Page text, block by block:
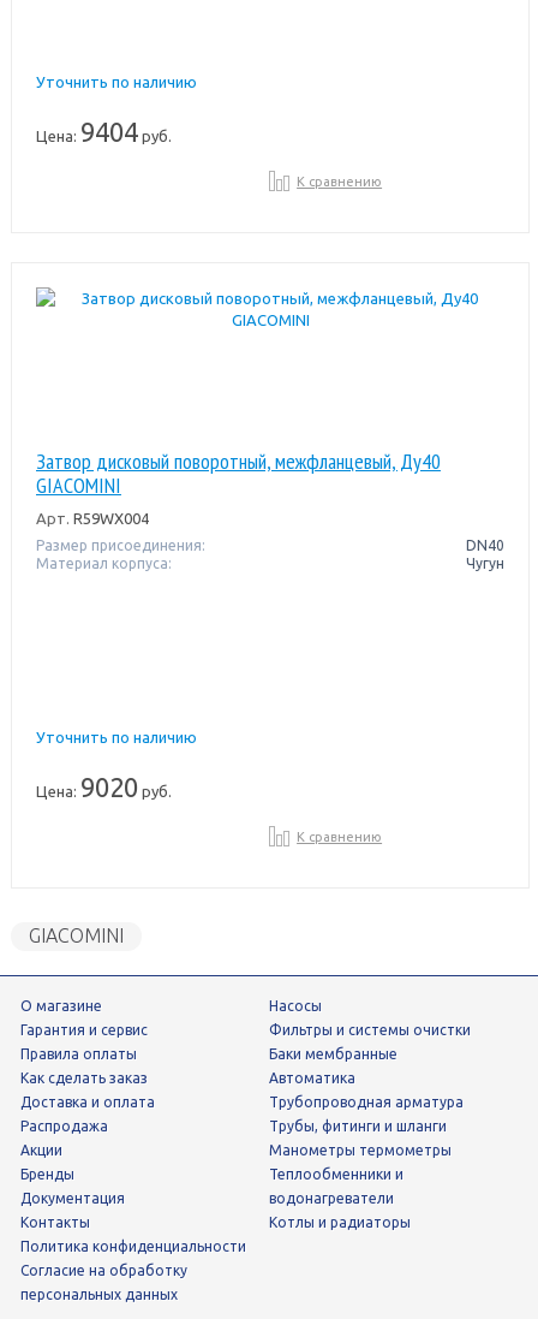
Уточнить по наличию
Цена: 9404руб.
К сравнению
Затвор дисковый поворотный, межфланцевый, Ду40
GIACOMINI
Арт. R59WX004
Размер присоединения:
DN40
Материал корпуса:
Чугун
Уточнить по наличию
Цена: 9020 руб.
К сравнению
GIACOMINI
О магазине
Гарантия и сервис
Правила оплаты
Как сделать заказ
Доставка и оплата
Распродажа
Акции
Бренды
Документация
Контакты
Насосы
фильтры и системы очистки
Баки мембранные
Автоматика
трубопроводная арматура
трубы, фитинги и шланги
манометры термометры
теплообменники и
водонагреватели
Котлы и радиаторы
Политика конфиденциальности
Согласие на обработку
персональных данных